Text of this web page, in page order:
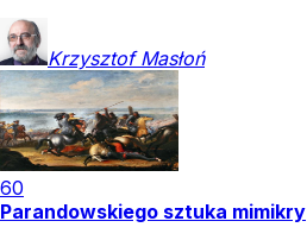
Krzysztof Masłoń
60
Parandowskiego sztuka mimikry